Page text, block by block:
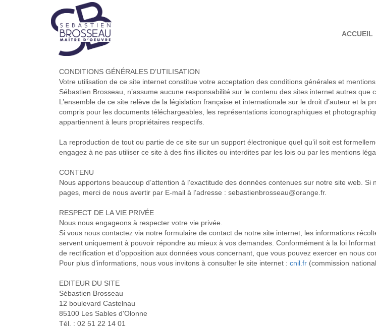
ACCUEIL
CONDITIONS GÉNÉRALES D’UTILISATION
Votre utilisation de ce site internet constitue votre acceptation des conditions générales et
Sébastien Brosseau, n’assume aucune responsabilité sur le contenu des sites internet autres
L’ensemble de ce site relève de la législation française et internationale sur le droit d’auteur et la
compris pour les documents téléchargeables, les représentations iconographiques et
appartiennent à leurs propriétaires respectifs.
La reproduction de tout ou partie de ce site sur un support électronique quel qu’il soit est
engagez à ne pas utiliser ce site à des fins illicites ou interdites par les lois ou par les mentions
CONTENU
Nous apportons beaucoup d’attention à l’exactitude des données contenues sur notre site web.
pages, merci de nous avertir par E-mail à l’adresse : ​​sebastienbrosseau@orange.fr.
RESPECT DE LA VIE PRIVÉE
Nous nous engageons à respecter votre vie privée.
Si vous nous contactez via notre formulaire de contact de notre site internet, les informations
servent uniquement à pouvoir répondre au mieux à vos demandes. Conformément à la loi
de rectification et d’opposition aux données vous concernant, que vous pouvez exercer en nous
Pour plus d’informations, nous vous invitons à consulter le site internet : cnil.fr (commission
EDITEUR DU SITE
Sébastien Brosseau
12 boulevard Castelnau
85100 Les Sables d'Olonne
Tél. : 02 51 22 14 01